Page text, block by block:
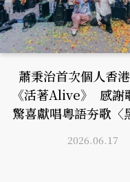
蕭秉治首次個人香
《活著Alive》 感謝
驚喜獻唱粵語夯歌〈
2026.06.17